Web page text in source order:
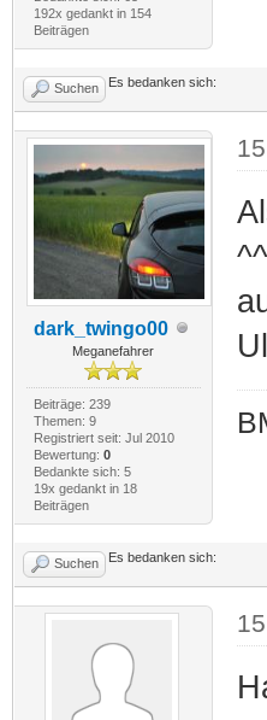
192x gedankt in 154
Beiträgen
Suchen Es bedanken sich:
dark_twingo00
Meganefahrer
Beiträge: 239
Themen: 9
Registriert seit: Jul 2010
Bewertung: 0
Bedankte sich: 5
19x gedankt in 18
Beiträgen
Suchen Es bedanken sich: